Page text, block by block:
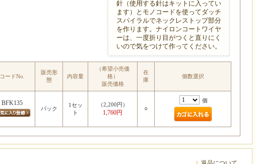
針（使用する針はキットに入ってい
ます）とモノコードを使ってダッチ
スパイラルでネックレストップ部分
を作ります。ナイロンコートワイヤ
ーは、一度折り目がつくと直りにく
いので気をつけて作ってください。
コードNo.
販売形
態
内容量
（希望小売価
格）
販売価格
在
庫
個数選択
BFK135
パック
1セッ
ト
（2,200円）
1,760円
○
個